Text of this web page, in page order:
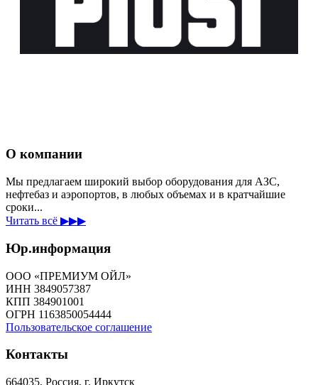
О компании
Мы предлагаем широкий выбор оборудования для АЗС,
нефтебаз и аэропортов, в любых объемах и в кратчайшие
сроки...
Читать всё ▶▶▶
Юр.информация
ООО «ПРЕМИУМ ОЙЛ»
ИНН 3849057387
КПП 384901001
ОГРН 1163850054444
Пользовательское соглашение
Контакты
664035, Россия, г. Иркутск